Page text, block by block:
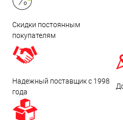
Скидки постоянным
покупателям
Надежный поставщик с 1998
года